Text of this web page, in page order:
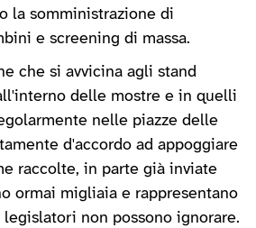
la somministrazione di
e screening di massa.
che si avvicina agli stand
delle mostre e in quelli
nelle piazze delle
d'accordo ad appoggiare
raccolte, in parte già inviate
ormai migliaia e rappresentano
non possono ignorare.